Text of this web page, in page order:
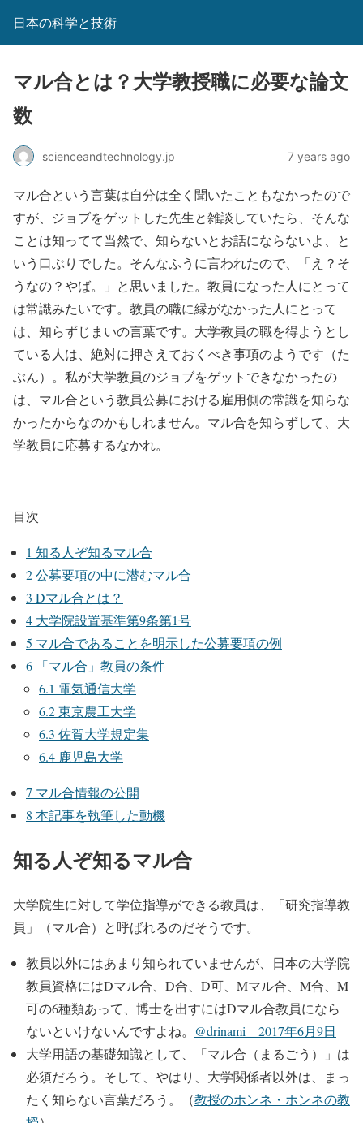
日本の科学と技術
マル合とは？大学教授職に必要な論文
数
scienceandtechnology.jp 7 years ago
マル合という言葉は自分は全く聞いたこともなかったので
すが、ジョブをゲットした先生と雑談していたら、そんな
ことは知ってて当然で、知らないとお話にならないよ、と
いう口ぶりでした。そんなふうに言われたので、「え？そ
うなの？やば。」と思いました。教員になった人にとって
は常識みたいです。教員の職に縁がなかった人にとって
は、知らずじまいの言葉です。大学教員の職を得ようとし
ている人は、絶対に押さえておくべき事項のようです（た
ぶん）。私が大学教員のジョブをゲットできなかったの
は、マル合という教員公募における雇用側の常識を知らな
かったからなのかもしれません。マル合を知らずして、大
学教員に応募するなかれ。
目次
1 知る人ぞ知るマル合
2公募要項の中に潜むマル合
3 Dマル合とは？
4 大学院設置基準第9条第1号
5 マル合であることを明示した公募要項の例
6 「マル合」教員の条件
6.1 電気通信大学
6.2東京農工大学
6.3 佐賀大学規定集
6.4 鹿児島大学
7 マル合情報の公開
8 本記事を執筆した動機
知る人ぞ知るマル合
大学院生に対して学位指導ができる教員は、「研究指導教
員」（マル合）と呼ばれるのだそうです。
教員以外にはあまり知られていませんが、日本の大学院
教員資格にはDマル合、D合、D可、Mマル合、M合、M
可の6種類あって、博士を出すにはDマル合教員になら
ないといけないんですよね。 @drinami 2017年6月9日
大学用語の基礎知識として、「マル合（まるごう）」は
必須だろう。そして、やはり、大学関係者以外は、まっ
たく知らない言葉だろう。（教授のホンネ・ホンネの教